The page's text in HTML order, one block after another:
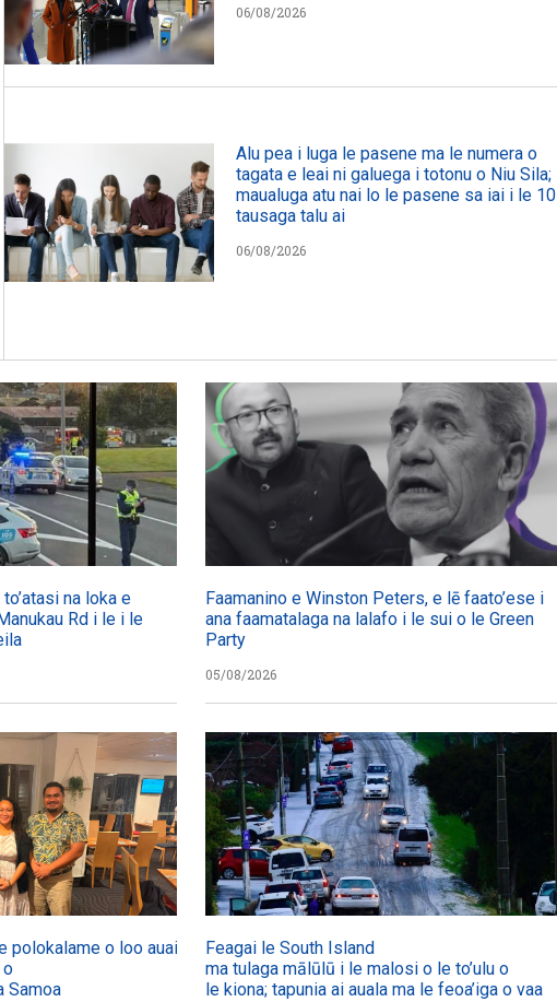
06/08/2026
Alu pea i luga le pasene ma le numera o
tagata e leai ni galuega i totonu o Niu Sila;
maualuga atu nai lo le pasene sa iai i le 10
tausaga talu ai
06/08/2026
to’atasi na loka e
Rd i le i le
Faamanino e Winston Peters, e lē faato’ese i
ana faamatalaga na lalafo i le sui o le Green
Party
05/08/2026
polokalame o loo auai mai
o
Samoa
Feagai le South Island
ma tulaga mālūlū i le malosi o le to’ulu o
le kiona; tapunia ai auala ma le feoa’iga o vaa